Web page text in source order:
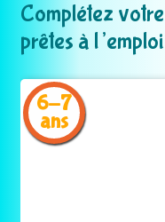
Complétez
prêtes à l’emploi
6-7
ans